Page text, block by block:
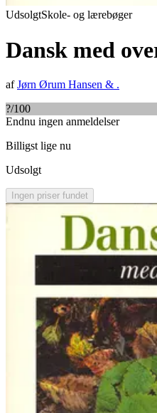
UdsolgtSkole- og lærebøger
Dansk med
afJørn Ørum Hansen & .
?/100
Endnu ingen anmeldelser
Billigst lige nu
Udsolgt
Ingen priser fundet